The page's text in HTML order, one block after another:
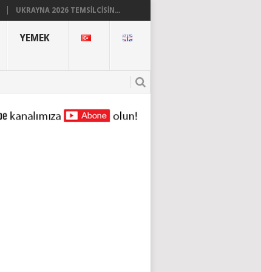
UKRAYNA 2026 TEMSILCISIN...
YEMEK